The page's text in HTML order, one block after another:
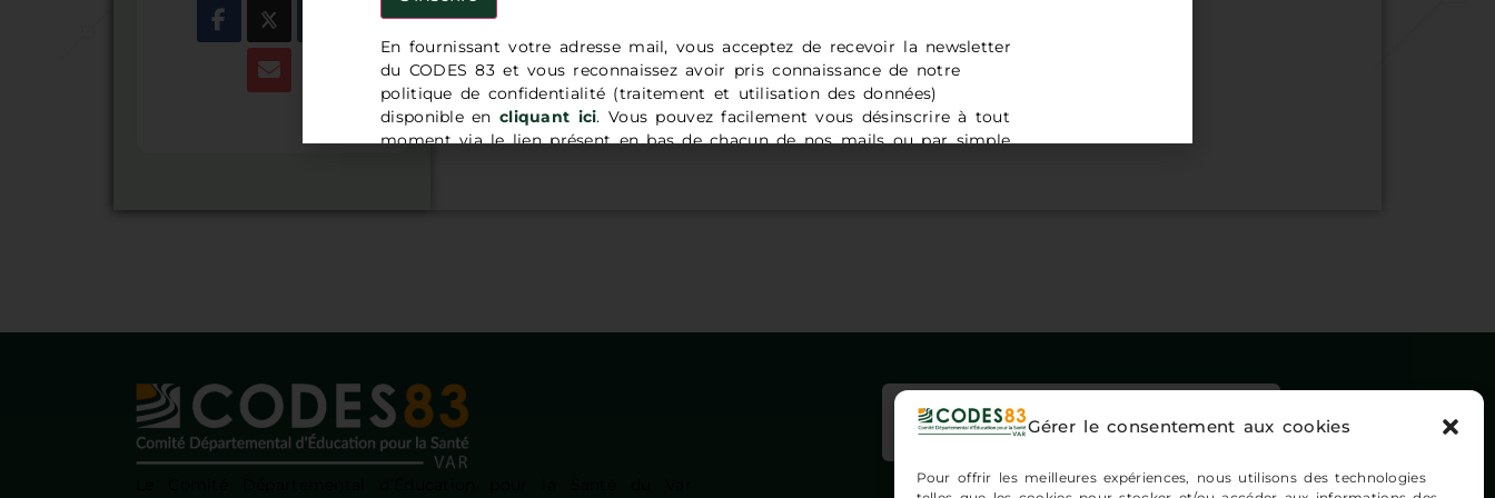
Gérer le consentement aux cookies
Pour offrir les meilleures expériences, nous utilisons des technologies
Inscription newsletters
En fournissant votre adresse mail, vous acceptez de recevoir la newsletter
du CODES 83 et vous reconnaissez avoir pris connaissance de notre
politique de confidentialité (traitement et utilisation des données)
disponible en cliquant ici. Vous pouvez facilement vous désinscrire à tout
moment via le lien présent en bas de chacun de nos mails ou par simple